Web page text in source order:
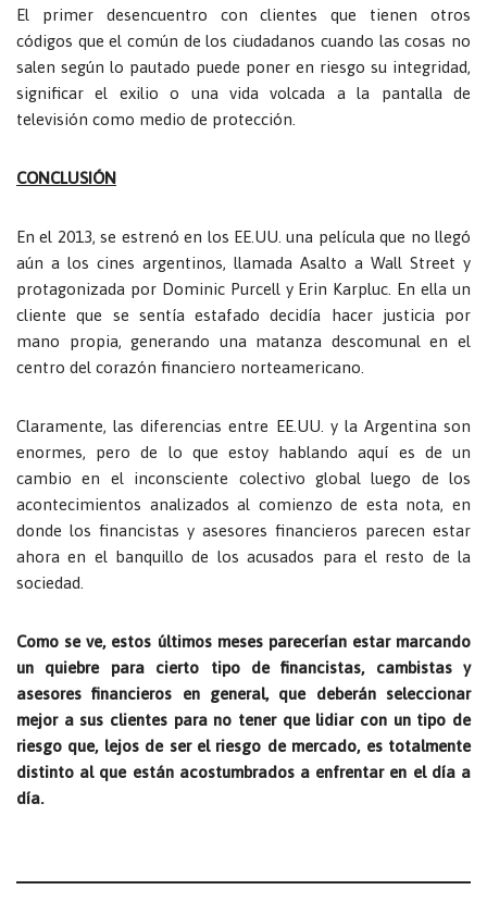
El primer desencuentro con clientes que tienen otros
códigos que el común de los ciudadanos cuando las cosas no
salen según lo pautado puede poner en riesgo su integridad,
significar el exilio o una vida volcada a la pantalla de
televisión como medio de protección.
CONCLUSIÓN
En el 2013, se estrenó en los EE.UU. una película que no llegó
aún a los cines argentinos, llamada Asalto a Wall Street y
protagonizada por Dominic Purcell y Erin Karpluc. En ella un
cliente que se sentía estafado decidía hacer justicia por
mano propia, generando una matanza descomunal en el
centro del corazón financiero norteamericano.
Claramente, las diferencias entre EE.UU. y la Argentina son
enormes, pero de lo que estoy hablando aquí es de un
cambio en el inconsciente colectivo global luego de los
acontecimientos analizados al comienzo de esta nota, en
donde los financistas y asesores financieros parecen estar
ahora en el banquillo de los acusados para el resto de la
sociedad.
Como se ve, estos últimos meses parecerían estar marcando
un quiebre para cierto tipo de financistas, cambistas y
asesores financieros en general, que deberán seleccionar
mejor a sus clientes para no tener que lidiar con un tipo de
riesgo que, lejos de ser el riesgo de mercado, es totalmente
distinto al que están acostumbrados a enfrentar en el día a
día.